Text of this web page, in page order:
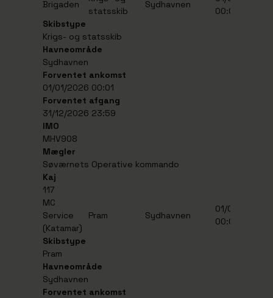
Brigaden
statsskib
Sydhavnen
00:01
Skibstype
Krigs- og statsskib
Havneområde
Sydhavnen
Forventet ankomst
01/01/2026 00:01
Forventet afgang
31/12/2026 23:59
IMO
MHV908
Mægler
Søværnets Operative kommando
Kaj
117
MC
Service
(Katamar)
Pram Sydhavnen
01/01/2026
00:01
Skibstype
Pram
Havneområde
Sydhavnen
Forventet ankomst